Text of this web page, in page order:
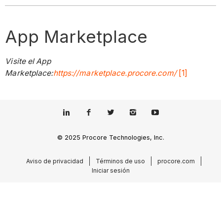
App Marketplace
Visite el App
Marketplace:https://marketplace.procore.com/ [1]
© 2025 Procore Technologies, Inc.
Aviso de privacidad Términos de uso
procore.com
Iniciar sesión